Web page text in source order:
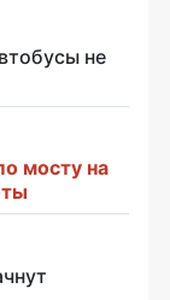
не
мосту на